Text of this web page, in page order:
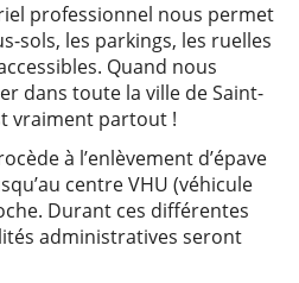
professionnel nous permet
sols, les parkings, les ruelles
Quand nous
dans toute la ville de Saint-
vraiment partout !
à l’enlèvement d’épave
centre VHU (véhicule
Durant ces différentes
administratives seront